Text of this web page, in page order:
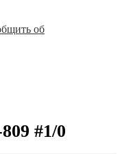
об
#1/0